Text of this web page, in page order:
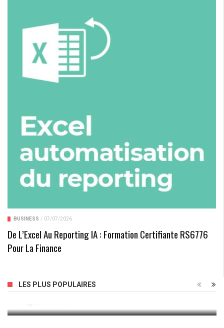
BUSINESS / 07/07/2026
De L’Excel Au Reporting IA : Formation Certifiante RS6776
Pour La Finance
LES PLUS POPULAIRES
Macro, Micro, Nano… Qui Sont Les Influenceurs